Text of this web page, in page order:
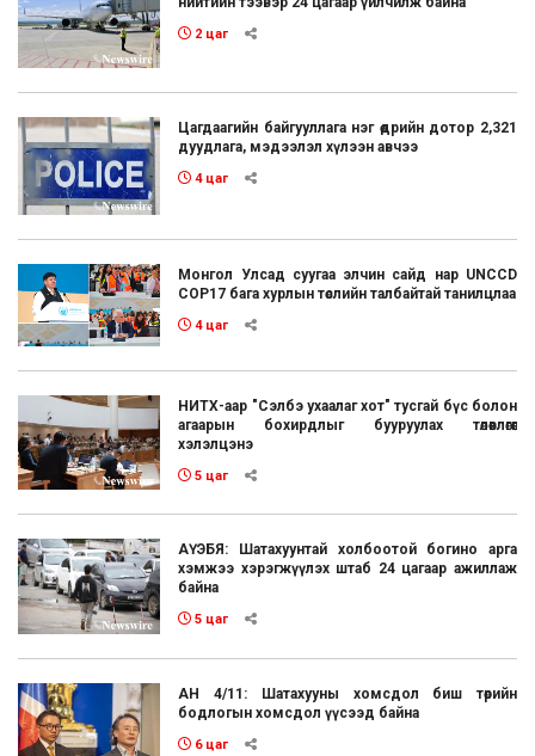
2 цаг
Цагдаагийн байгууллага нэг өдрийн дотор 2,321
дуудлага, мэдээлэл хүлээн авчээ
4 цаг
Монгол Улсад суугаа элчин сайд нар UNCCD
COP17 бага хурлын төслийн талбайтай танилцлаа
4 цаг
НИТХ-аар "Сэлбэ ухаалаг хот" тусгай бүс болон
агаарын бохирдлыг бууруулах төлөвлөгөөг
хэлэлцэнэ
5 цаг
АҮЭБЯ: Шатахуунтай холбоотой богино арга
хэмжээ хэрэгжүүлэх штаб 24 цагаар ажиллаж
байна
5 цаг
АН 4/11: Шатахууны хомсдол биш төрийн
бодлогын хомсдол үүсээд байна
6 цаг